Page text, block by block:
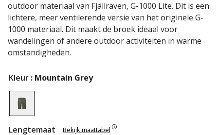
outdoor materiaal van Fjällräven, G-1000 Lite. Dit is een
lichtere, meer ventilerende versie van het originele G-
1000 materiaal. Dit maakt de broek ideaal voor
wandelingen of andere outdoor activiteiten in warme
omstandigheden.
Kleur : Mountain Grey
Lengtemaat Bekijk maattabel